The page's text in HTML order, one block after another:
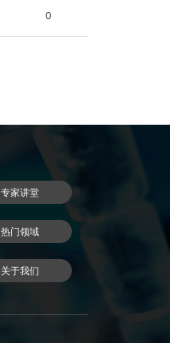
0
专家讲堂
热门领域
关于我们